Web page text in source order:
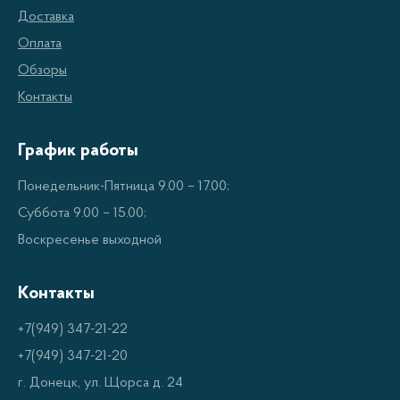
удаления излишков кожи вокруг ногтей.
3. Пилочка – использование пилочки поможет
сделать ногтевую пластину ровной и гладкой.
4. Пушер для кутикулы – с его помощью можно
аккуратно отодвинуть кутикулу, не повредив ее.
5. Кусачки для кутикулы – удаляют более крупные
Доставка
Оплата
Обзоры
Контакты
График работы
Понедельник-Пятница 9.00 – 17.00;
Суббота 9.00 – 15.00;
Воскресенье выходной
Контакты
+7(949) 347-21-22
+7(949) 347-21-20
г. Донецк, ул. Щорса д. 24